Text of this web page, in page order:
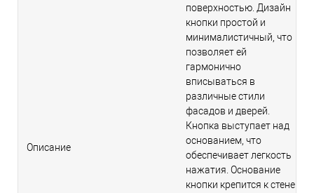
Описание
поверхностью. Дизайн
кнопки простой и
минималистичный, что
позволяет ей
гармонично
вписываться в
различные стили
фасадов и дверей.
Кнопка выступает над
основанием, что
обеспечивает легкость
нажатия. Основание
кнопки крепится к стене